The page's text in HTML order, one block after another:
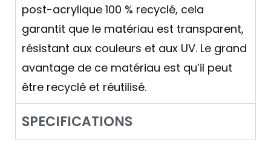
post-acrylique 100 % recyclé, cela
garantit que le matériau est transparent,
résistant aux couleurs et aux UV. Le grand
avantage de ce matériau est qu’il peut
être recyclé et réutilisé.
SPECIFICATIONS